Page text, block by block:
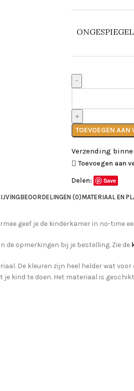
TOEVOEGEN AAN
Verzending
Toevoegen aan
Delen:
Save
BEOORDELINGEN (0)MATERIAAL EN
geef je de kinderkamer in no-time
de opmerkingen bij je bestelling. Zie de
De kleuren zijn heel helder wat
kind te doen. Het materiaal is